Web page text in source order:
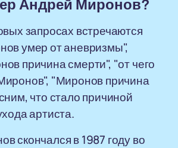
Андрей Миронов?
запросах встречаются
умер от аневризмы",
причина смерти", "от чего
"Миронов причина
что стало причиной
артиста.
скончался в 1987 году во